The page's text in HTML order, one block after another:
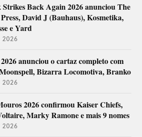
Strikes Back Again 2026 anunciou The
David J (Bauhaus), Kosmetika,
e Yard
2026
anunciou o cartaz completo com
Bizarra Locomotiva, Branko
2026
2026 confirmou Kaiser Chiefs,
Marky Ramone e mais 9 nomes
2026